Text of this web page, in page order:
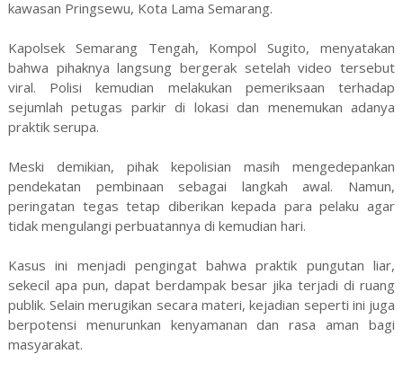
kawasan Pringsewu, Kota Lama Semarang.
Kapolsek Semarang Tengah, Kompol Sugito, menyatakan
bahwa pihaknya langsung bergerak setelah video tersebut
viral. Polisi kemudian melakukan pemeriksaan terhadap
sejumlah petugas parkir di lokasi dan menemukan adanya
praktik serupa.
Meski demikian, pihak kepolisian masih mengedepankan
pendekatan pembinaan sebagai langkah awal. Namun,
peringatan tegas tetap diberikan kepada para pelaku agar
tidak mengulangi perbuatannya di kemudian hari.
Kasus ini menjadi pengingat bahwa praktik pungutan liar,
sekecil apa pun, dapat berdampak besar jika terjadi di ruang
publik. Selain merugikan secara materi, kejadian seperti ini juga
berpotensi menurunkan kenyamanan dan rasa aman bagi
masyarakat.